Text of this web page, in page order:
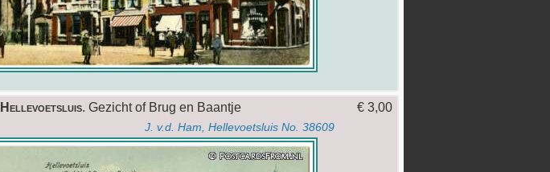
Hellevoetsluis. Gezicht of Brug en Baantje
J. v.d. Ham, Hellevoetsluis No. 38609
€ 3,00